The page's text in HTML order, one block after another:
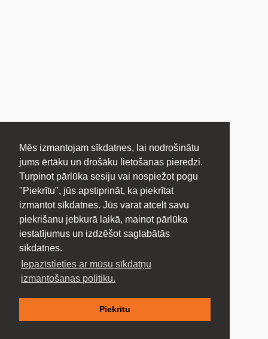
Mēs izmantojam sīkdatnes, lai nodrošinātu
jums ērtāku un drošāku lietošanas pieredzi.
Turpinot pārlūka sesiju vai nospiežot pogu
"Piekrītu", jūs apstiprināt, ka piekrītat
izmantot sīkdatnes. Jūs varat atcelt savu
piekrišanu jebkurā laikā, mainot pārlūka
iestatījumus un izdzēšot saglabātās
sīkdatnes.
Iepazīstieties ar mūsu sīkdatņu
izmantošanas politiku.
Piekrītu